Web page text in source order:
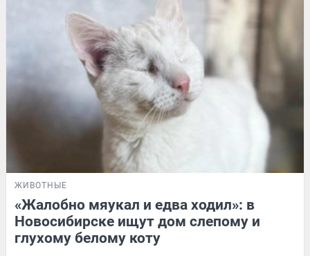
ЖИВОТНЫЕ
«Жалобно мяукал и едва ходил»: в
Новосибирске ищут дом слепому и
глухому белому коту